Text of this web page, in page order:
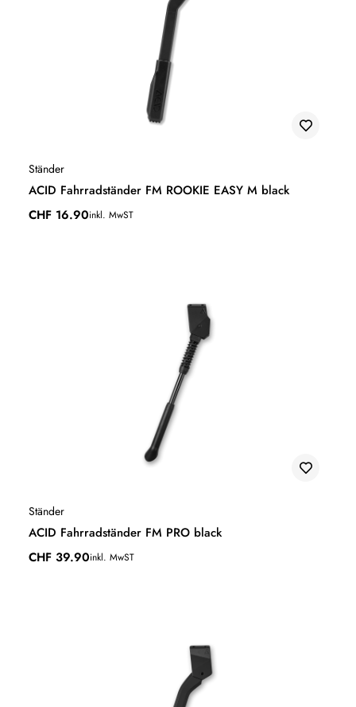
Ständer
ACID Fahrradständer FM ROOKIE EASY M black
CHF 16.90inkl. MwST
Ständer
ACID Fahrradständer FM PRO black
CHF 39.90inkl. MwST